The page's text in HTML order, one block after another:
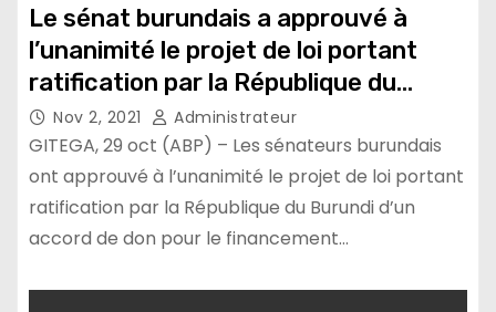
Le sénat burundais a approuvé à
l’unanimité le projet de loi portant
ratification par la République du
Burundi d’un accord de don pour le
financement du projet d’appui à
l’amélioration des compétences et de
l’employabilité des femmes et des
jeunes
Nov 2, 2021 Administrateur
GITEGA, 29 oct (ABP) – Les sénateurs burundais
ont approuvé à l’unanimité le projet de loi portant
ratification par la République du Burundi d’un
accord de don pour le financement…